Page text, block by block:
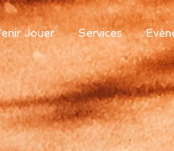
Jouer Services